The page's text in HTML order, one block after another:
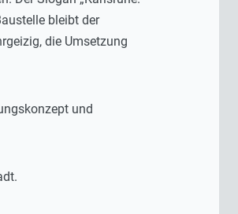
bleibt der
die Umsetzung
und